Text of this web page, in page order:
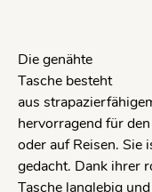
Die genähte
Tasche besteht
aus
hervorragend für
oder auf Reisen. Sie
gedacht. Dank ihrer
Tasche langlebig